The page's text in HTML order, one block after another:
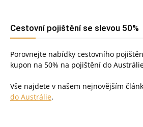
Cestovní pojištění se slevou 50%
Porovnejte nabídky cestovního
kupon na 50% na pojištění do
Vše najdete v našem nejnovějším
do Austrálie.